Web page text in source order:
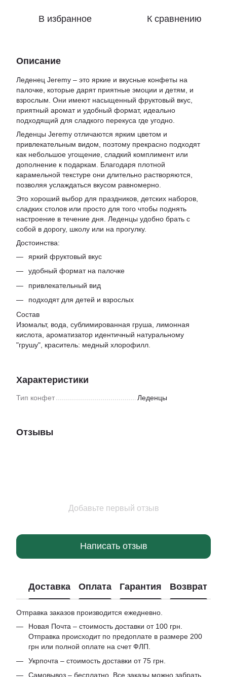
В избранное К сравнению
Описание
Леденец Jeremy – это яркие и вкусные конфеты на
палочке, которые дарят приятные эмоции и детям, и
взрослым. Они имеют насыщенный фруктовый вкус,
приятный аромат и удобный формат, идеально
подходящий для сладкого перекуса где угодно.
Леденцы Jeremy отличаются ярким цветом и
привлекательным видом, поэтому прекрасно подходят
как небольшое угощение, сладкий комплимент или
дополнение к подаркам. Благодаря плотной
карамельной текстуре они длительно растворяются,
позволяя услаждаться вкусом равномерно.
Это хороший выбор для праздников, детских наборов,
сладких столов или просто для того чтобы поднять
настроение в течение дня. Леденцы удобно брать с
собой в дорогу, школу или на прогулку.
Достоинства:
яркий фруктовый вкус
удобный формат на палочке
привлекательный вид
подходят для детей и взрослых
Состав
Изомальт, вода, сублимированная груша, лимонная
кислота, ароматизатор идентичный натуральному
"грушу", краситель: медный хлорофилл.
Характеристики
Тип конфет Леденцы
Отзывы
Добавьте первый отзыв
Написать отзыв
Доставка Оплата Гарантия Возврат
Отправка заказов производится ежедневно.
Новая Почта – стоимость доставки от 100 грн.
Отправка происходит по предоплате в размере 200
грн или полной оплате на счет ФЛП.
Укрпочта – стоимость доставки от 75 грн.
Самовывоз – бесплатно. Все заказы можно забрать